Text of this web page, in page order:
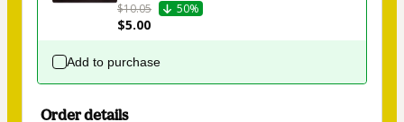
$10.05
50%
$5.00
Add to purchase
Order details